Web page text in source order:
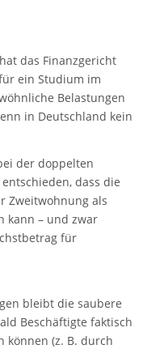
das Finanzgericht
ein Studium im
Belastungen
in Deutschland kein
der doppelten
dass die
Zweitwohnung als
kann – und zwar
für
bleibt die saubere
Beschäftigte faktisch
können (z. B. durch